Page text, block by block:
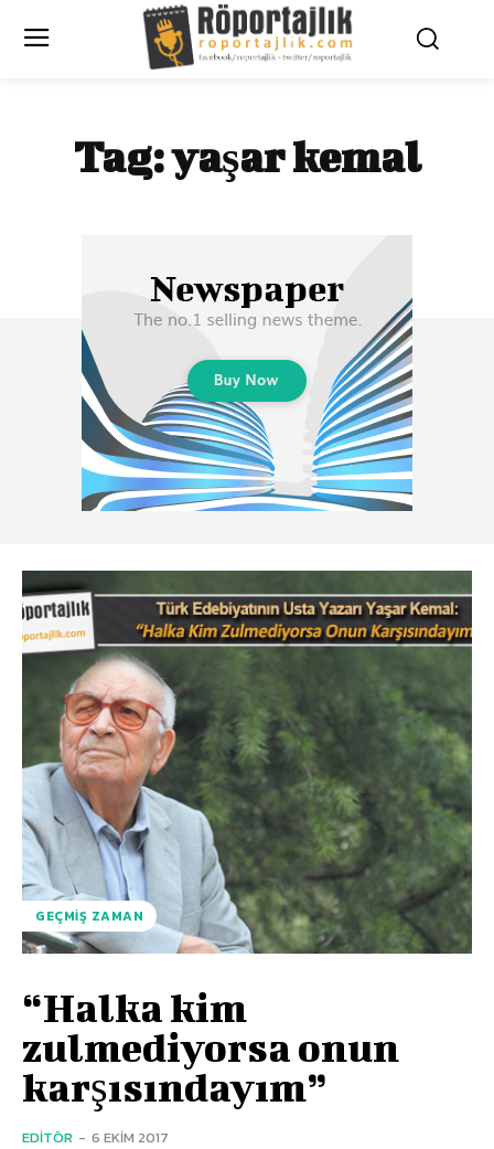
Tag:yaşar kemal
GEÇMIŞ ZAMAN
“Halka kim
zulmediyorsa onun
karşısındayım”
EDITÖR - 6 EKIM 2017